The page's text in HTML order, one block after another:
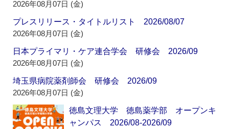
2026年08月07日 (金)
プレスリリース・タイトルリスト 2026/08/07
2026年08月07日 (金)
日本プライマリ・ケア連合学会 研修会 2026/09
2026年08月07日 (金)
埼玉県病院薬剤師会 研修会 2026/09
2026年08月07日 (金)
徳島文理大学 徳島薬学部 オープンキ
ャンパス 2026/08-2026/09